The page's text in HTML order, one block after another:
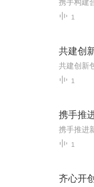
1
1
1